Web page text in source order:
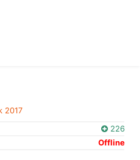
2017
226
Offline